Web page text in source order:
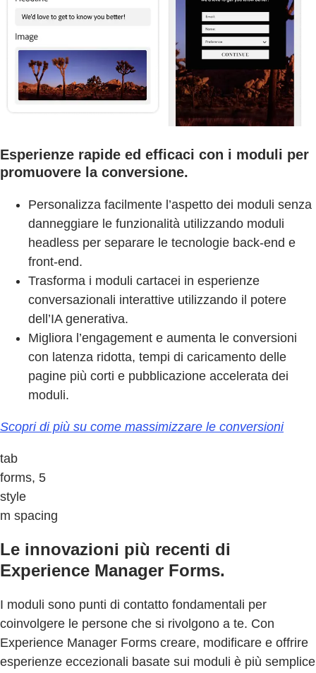
Esperienze rapide ed efficaci con i moduli per
promuovere la conversione.
Personalizza facilmente l’aspetto dei moduli senza
danneggiare le funzionalità utilizzando moduli
headless per separare le tecnologie back-end e
front-end.
Trasforma i moduli cartacei in esperienze
conversazionali interattive utilizzando il potere
dell’IA generativa.
Migliora l’engagement e aumenta le conversioni
con latenza ridotta, tempi di caricamento delle
pagine più corti e pubblicazione accelerata dei
moduli.
Scopri di più su come massimizzare le conversioni
tab
forms, 5
style
m spacing
Le innovazioni più recenti di
Experience Manager Forms.
I moduli sono punti di contatto fondamentali per
coinvolgere le persone che si rivolgono a te. Con
Experience Manager Forms creare, modificare e offrire
esperienze eccezionali basate sui moduli è più semplice